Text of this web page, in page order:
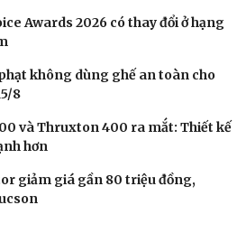
Awards 2026 có thay đổi ở hạng
không dùng ghế an toàn cho
8
và Thruxton 400 ra mắt: Thiết kế
hơn
giảm giá gần 80 triệu đồng,